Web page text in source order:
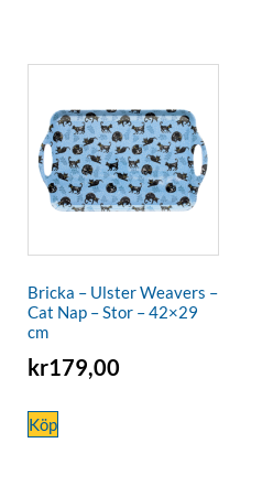
Bricka – Ulster Weavers –
Cat Nap – Stor – 42×29
cm
kr179,00
Köp